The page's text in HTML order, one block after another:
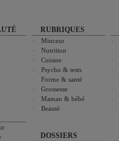
RUBRIQUES
Minceur
Nutrition
Cuisine
Psycho & tests
Forme & santé
Grossesse
Maman & bébé
Beauté
DOSSIERS